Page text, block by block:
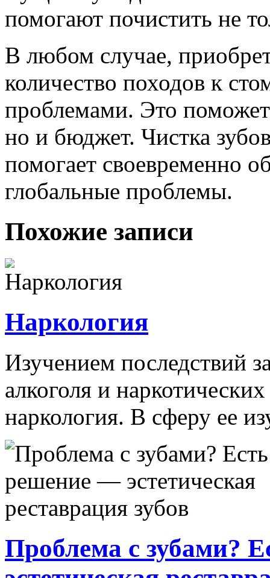
помогают почистить не
В любом случае,
количество походов к
проблемами. Это
но и бюджет. Чистка
помогает своевременно
глобальные проблемы.
Похожие записи
Наркология
Изучением последствий
алкоголя и
наркология. В сферу ее
Проблема с зубами?